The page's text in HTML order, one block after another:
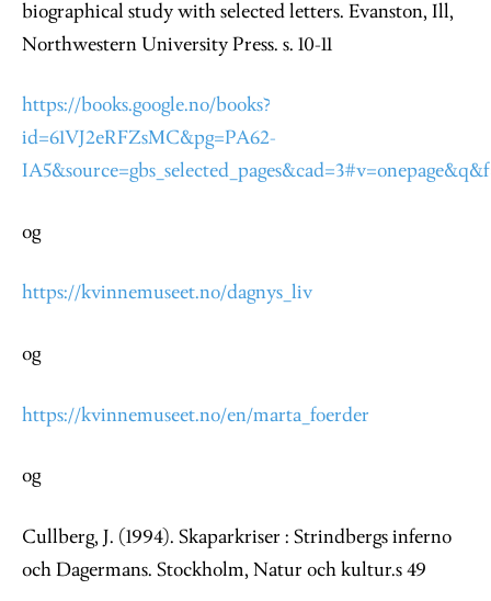
biographical study with selected letters. Evanston, Ill,
Northwestern University Press. s. 10-11
https://books.google.no/books?
id=61VJ2eRFZsMC&pg=PA62-
og
https://kvinnemuseet.no/dagnys_liv
og
https://kvinnemuseet.no/en/marta_foerder
og
Cullberg, J. (1994). Skaparkriser : Strindbergs inferno
och Dagermans. Stockholm, Natur och kultur.s 49